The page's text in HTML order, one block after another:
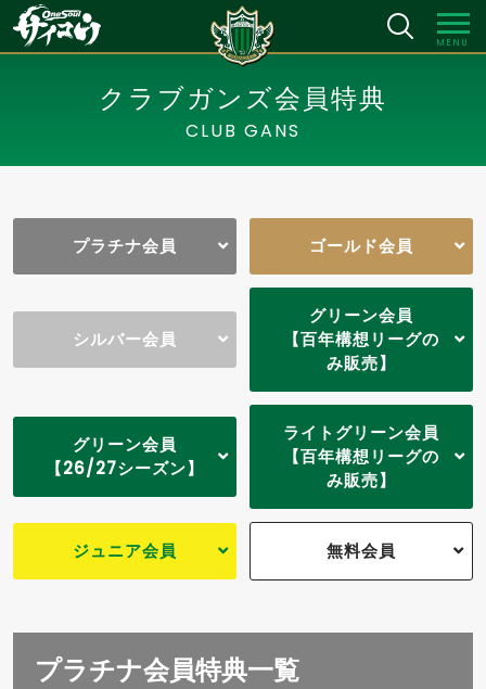
MENU
クラブガンズ会員特典
CLUB GANS
プラチナ会員 ゴールド会員
シルバー会員
グリーン会員
【百年構想リーグの
み販売】
グリーン会員
【26/27シーズン】
ライトグリーン会員
【百年構想リーグの
み販売】
ジュニア会員 無料会員
プラチナ会員特典一覧